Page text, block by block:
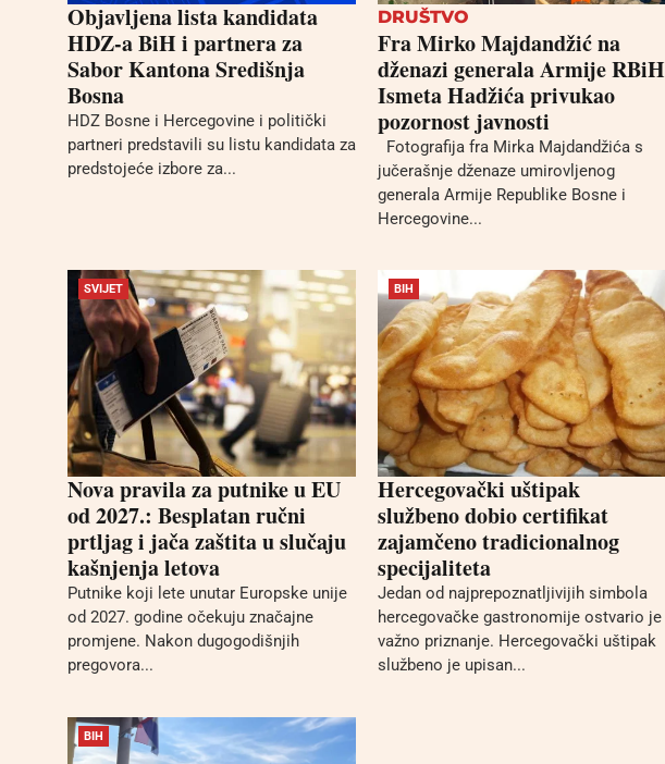
Objavljena lista kandidata
HDZ-a BiH i partnera za
Sabor Kantona Središnja
Bosna
HDZ Bosne i Hercegovine i politički
partneri predstavili su listu kandidata za
predstojeće izbore za...
DRUŠTVO
Fra Mirko Majdandžić na
dženazi generala Armije RBiH
Ismeta Hadžića privukao
pozornost javnosti
Fotografija fra Mirka Majdandžića s
jučerašnje dženaze umirovljenog
generala Armije Republike Bosne i
Hercegovine...
SVIJET
Nova pravila za putnike u EU
od 2027.: Besplatan ručni
prtljag i jača zaštita u slučaju
kašnjenja letova
Putnike koji lete unutar Europske unije
od 2027. godine očekuju značajne
promjene. Nakon dugogodišnjih
pregovora...
BIH
Hercegovački uštipak
službeno dobio certifikat
zajamčeno tradicionalnog
specijaliteta
Jedan od najprepoznatljivijih simbola
hercegovačke gastronomije ostvario je
važno priznanje. Hercegovački uštipak
službeno je upisan...
BIH